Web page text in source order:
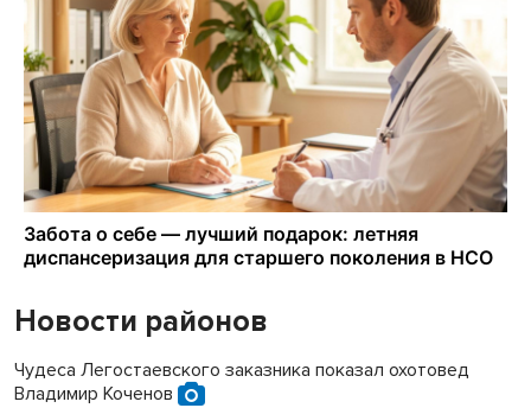
Новости районов
Чудеса Легостаевского заказника показал охотовед
Владимир Коченов